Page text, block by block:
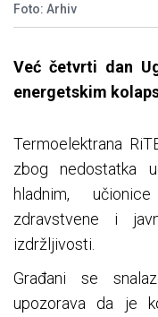
Foto: Arhiv
Već četvrti dan
energetskim
Termoelektrana
zbog nedostatka
hladnim,
zdravstvene i
izdržljivosti.
Građani se
upozorava da je